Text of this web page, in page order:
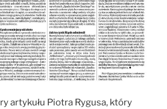
artykułu Piotra Rygusa, który